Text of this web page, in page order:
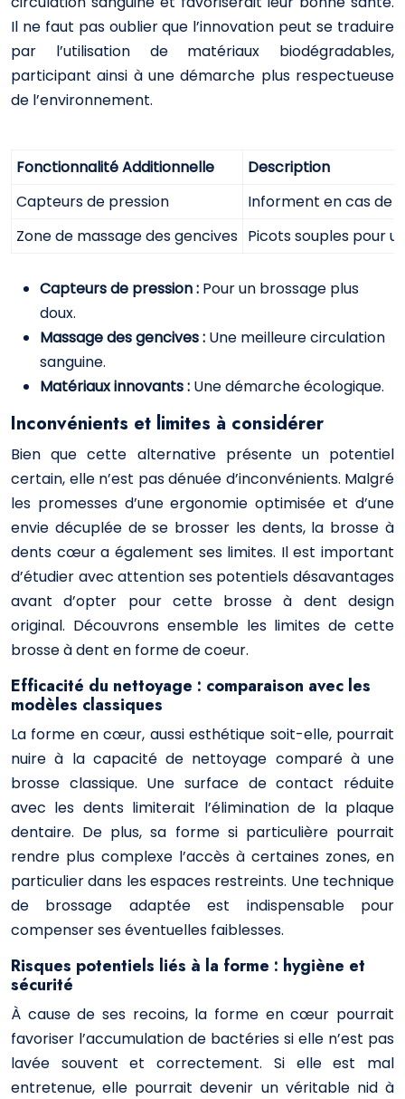
Il ne faut pas oublier que l’innovation peut se traduire
par l’utilisation de matériaux biodégradables,
participant ainsi à une démarche plus respectueuse
de l’environnement.
Fonctionnalité Additionnelle
Description
Capteurs de pression
Informent en cas de
Zone de massage des gencives Picots souples pour
Capteurs de pression : Pour un brossage plus
doux.
Massage des gencives : Une meilleure circulation
sanguine.
Matériaux innovants : Une démarche écologique.
Inconvénients et limites à considérer
Bien que cette alternative présente un potentiel
certain, elle n’est pas dénuée d’inconvénients. Malgré
les promesses d’une ergonomie optimisée et d’une
envie décuplée de se brosser les dents, la brosse à
dents cœur a également ses limites. Il est important
d’étudier avec attention ses potentiels désavantages
avant d’opter pour cette brosse à dent design
original. Découvrons ensemble les limites de cette
brosse à dent en forme de coeur.
Efficacité du nettoyage : comparaison avec les
modèles classiques
La forme en cœur, aussi esthétique soit-elle, pourrait
nuire à la capacité de nettoyage comparé à une
brosse classique. Une surface de contact réduite
avec les dents limiterait l’élimination de la plaque
dentaire. De plus, sa forme si particulière pourrait
rendre plus complexe l’accès à certaines zones, en
particulier dans les espaces restreints. Une technique
de brossage adaptée est indispensable pour
compenser ses éventuelles faiblesses.
Risques potentiels liés à la forme : hygiène et
sécurité
À cause de ses recoins, la forme en cœur pourrait
favoriser l’accumulation de bactéries si elle n’est pas
lavée souvent et correctement. Si elle est mal
entretenue, elle pourrait devenir un véritable nid à